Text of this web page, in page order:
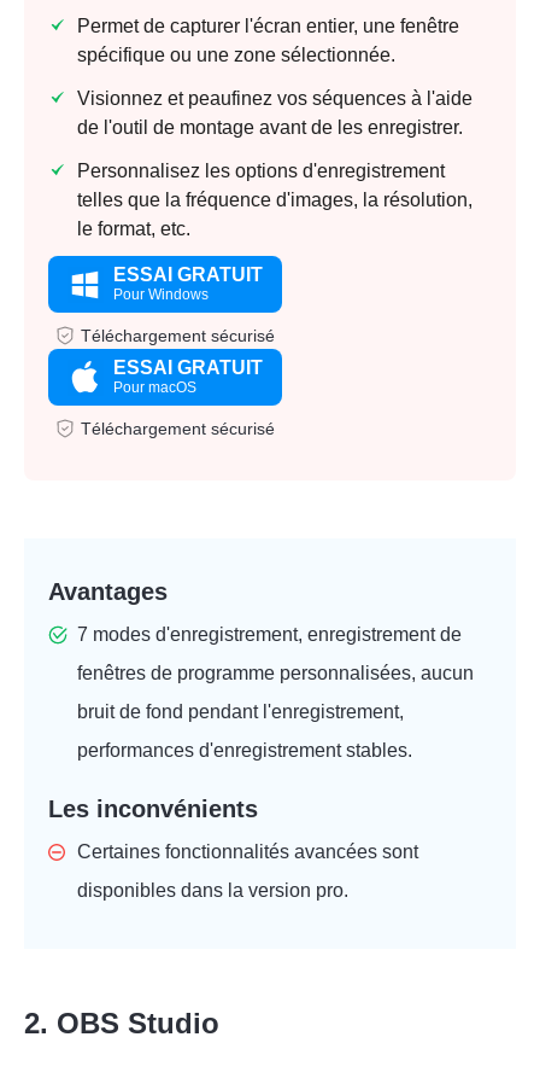
Permet de capturer l'écran entier, une fenêtre
spécifique ou une zone sélectionnée.
Visionnez et peaufinez vos séquences à l'aide
de l'outil de montage avant de les enregistrer.
Personnalisez les options d'enregistrement
telles que la fréquence d'images, la résolution,
le format, etc.
ESSAI GRATUIT
Pour Windows
Téléchargement sécurisé
ESSAI GRATUIT
Pour macOS
Téléchargement sécurisé
Avantages
7 modes d'enregistrement, enregistrement de
fenêtres de programme personnalisées, aucun
bruit de fond pendant l'enregistrement,
performances d'enregistrement stables.
Les inconvénients
Certaines fonctionnalités avancées sont
disponibles dans la version pro.
2. OBS Studio